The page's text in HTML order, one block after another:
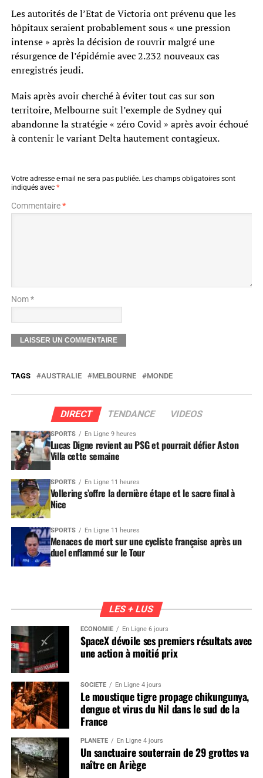
Les autorités de l’Etat de Victoria ont prévenu que les
hôpitaux seraient probablement sous « une pression
intense » après la décision de rouvrir malgré une
résurgence de l’épidémie avec 2.232 nouveaux cas
enregistrés jeudi.
Mais après avoir cherché à éviter tout cas sur son
territoire, Melbourne suit l’exemple de Sydney qui
abandonne la stratégie « zéro Covid » après avoir échoué
à contenir le variant Delta hautement contagieux.
Votre adresse e-mail ne sera pas publiée. Les champs obligatoires sont
indiqués avec *
Commentaire*
Nom *
TAGS AUSTRALIE MELBOURNE MONDE
DIRECT TENDANCE VIDEOS
SPORTS En Ligne 9 heures
Lucas Digne revient au PSG et pourrait défier Aston
Villa cette semaine
SPORTS En Ligne 11 heures
Vollering s’offre la dernière étape et le sacre final à
Nice
SPORTS En Ligne 11 heures
Menaces de mort sur une cycliste française après un
duel enflammé sur le Tour
LES + LUS
ÉCONOMIE En Ligne 6 jours
SpaceX dévoile ses premiers résultats avec
une action à moitié prix
SOCIÉTÉ En Ligne 4 jours
Le moustique tigre propage chikungunya,
dengue et virus du Nil dans le sud de la
France
PLANÈTE En Ligne 4 jours
Un sanctuaire souterrain de 29 grottes va
naître en Ariège